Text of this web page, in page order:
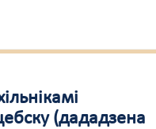
(дададзена